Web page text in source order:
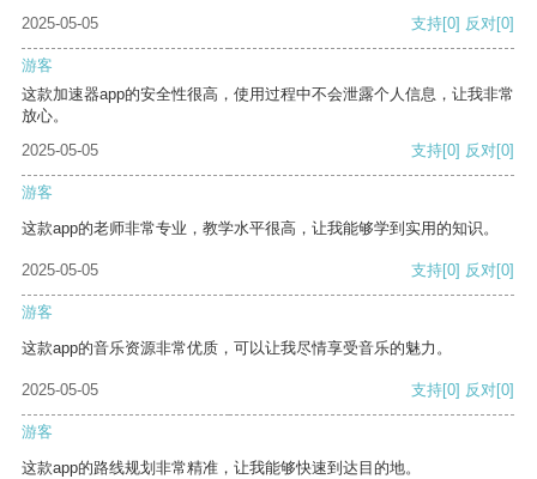
2025-05-05
支持[0] 反对[0]
游客
这款加速器app的安全性很高，使用过程中不会泄露个人信息，让我非常
放心。
2025-05-05
支持[0] 反对[0]
游客
这款app的老师非常专业，教学水平很高，让我能够学到实用的知识。
2025-05-05 支持[0] 反对[0]
游客
这款app的音乐资源非常优质，可以让我尽情享受音乐的魅力。
2025-05-05 支持[0] 反对[0]
游客
这款app的路线规划非常精准，让我能够快速到达目的地。